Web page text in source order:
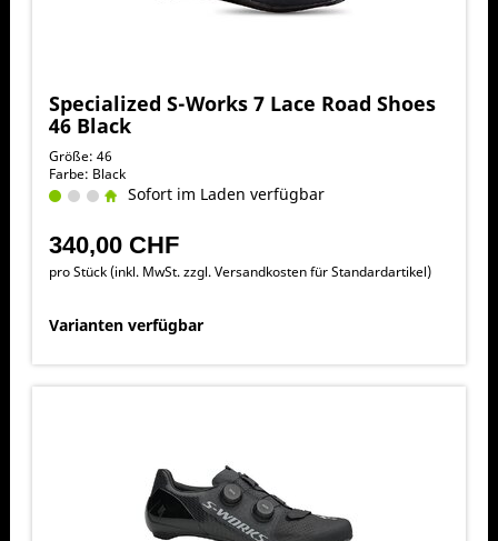
Specialized S-Works 7 Lace Road Shoes
46 Black
Größe: 46
Farbe: Black
Sofort im Laden verfügbar
340,00 CHF
pro Stück (inkl. MwSt. zzgl.Versandkosten für Standardartikel)
Varianten verfügbar